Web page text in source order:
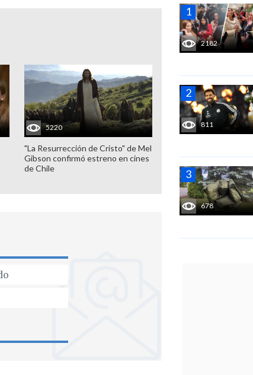
2182
811
678
5220
"La Resurrección de Cristo" de Mel
Gibson confirmó estreno en cines
de Chile